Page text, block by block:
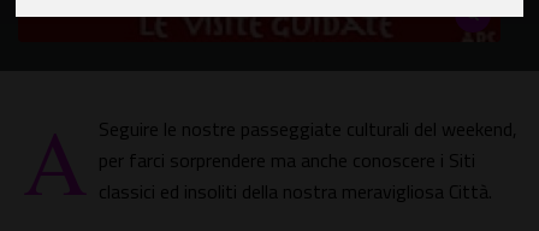
A Seguire le nostre passeggiate culturali del weekend,
per farci sorprendere ma anche conoscere i Siti
classici ed insoliti della nostra meravigliosa Città.